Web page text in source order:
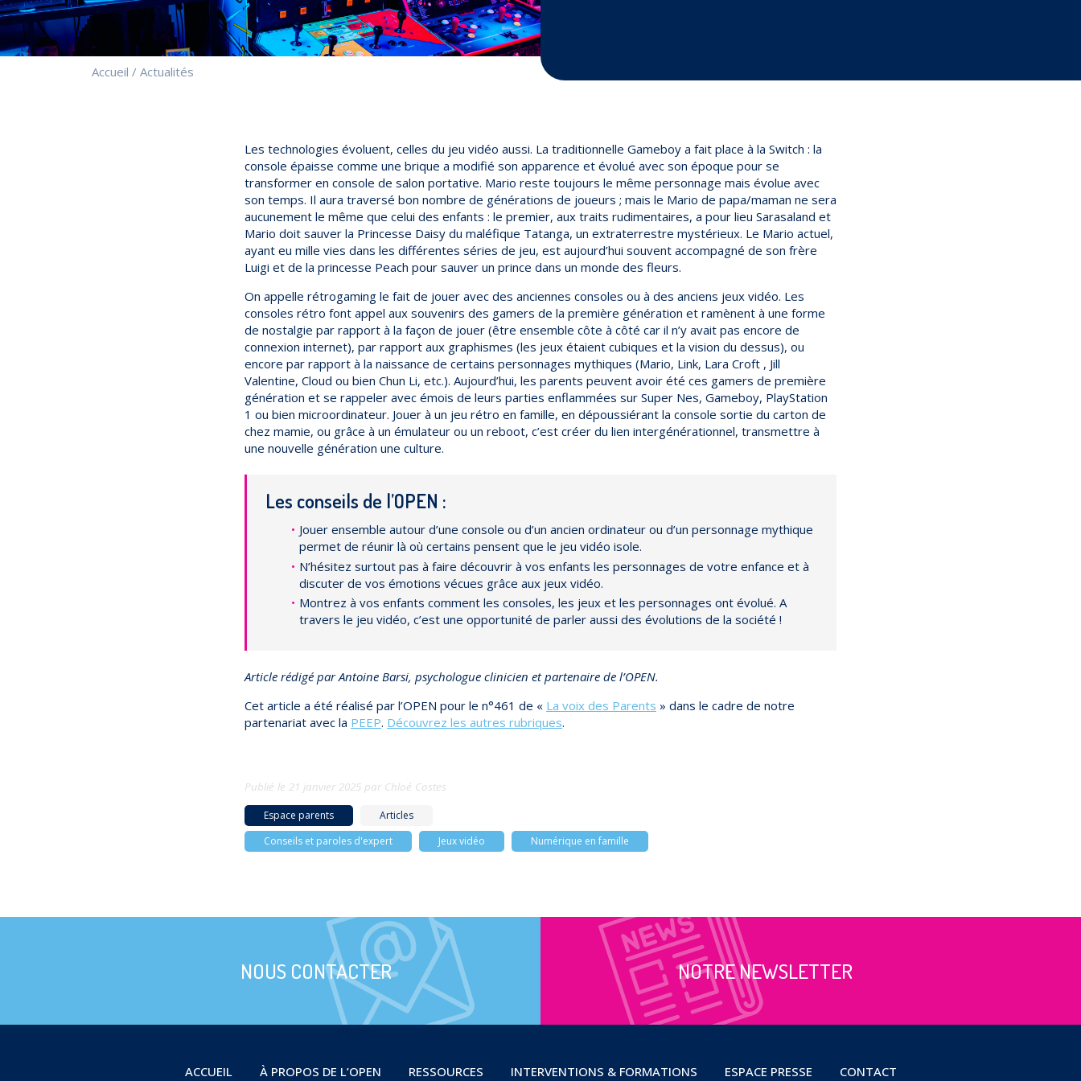
Accueil / Actualités
Les technologies évoluent, celles du jeu vidéo aussi. La traditionnelle Gameboy a fait place à la Switch : la
console épaisse comme une brique a modifié son apparence et évolué avec son époque pour se
transformer en console de salon portative. Mario reste toujours le même personnage mais évolue avec
son temps. Il aura traversé bon nombre de générations de joueurs ; mais le Mario de papa/maman ne sera
aucunement le même que celui des enfants : le premier, aux traits rudimentaires, a pour lieu Sarasaland et
Mario doit sauver la Princesse Daisy du maléfique Tatanga, un extraterrestre mystérieux. Le Mario actuel,
ayant eu mille vies dans les différentes séries de jeu, est aujourd’hui souvent accompagné de son frère
Luigi et de la princesse Peach pour sauver un prince dans un monde des fleurs.
On appelle rétrogaming le fait de jouer avec des anciennes consoles ou à des anciens jeux vidéo. Les
consoles rétro font appel aux souvenirs des gamers de la première génération et ramènent à une forme
de nostalgie par rapport à la façon de jouer (être ensemble côte à côté car il n’y avait pas encore de
connexion internet), par rapport aux graphismes (les jeux étaient cubiques et la vision du dessus), ou
encore par rapport à la naissance de certains personnages mythiques (Mario, Link, Lara Croft , Jill
Valentine, Cloud ou bien Chun Li, etc.). Aujourd’hui, les parents peuvent avoir été ces gamers de première
génération et se rappeler avec émois de leurs parties enflammées sur Super Nes, Gameboy, PlayStation
1 ou bien microordinateur. Jouer à un jeu rétro en famille, en dépoussiérant la console sortie du carton de
chez mamie, ou grâce à un émulateur ou un reboot, c’est créer du lien intergénérationnel, transmettre à
une nouvelle génération une culture.
Les conseils de l’OPEN :
Jouer ensemble autour d’une console ou d’un ancien ordinateur ou d’un personnage mythique
permet de réunir là où certains pensent que le jeu vidéo isole.
N’hésitez surtout pas à faire découvrir à vos enfants les personnages de votre enfance et à
discuter de vos émotions vécues grâce aux jeux vidéo.
Montrez à vos enfants comment les consoles, les jeux et les personnages ont évolué. A
travers le jeu vidéo, c’est une opportunité de parler aussi des évolutions de la société !
Article rédigé par Antoine Barsi, psychologue clinicien et partenaire de l’OPEN.
Cet article a été réalisé par l’OPEN pour le n°461 de « La voix des Parents » dans le cadre de notre
partenariat avec la PEEP. Découvrez les autres rubriques.
Publié le 21 janvier 2025 par Chloé Costes
Espace parents
Articles
Conseils et paroles d'expert
Jeux vidéo Numérique en famille
NOUS CONTACTER NOTRE NEWSLETTER
ACCUEIL À PROPOS DE L’OPEN RESSOURCES INTERVENTIONS & FORMATIONS ESPACE PRESSE CONTACT